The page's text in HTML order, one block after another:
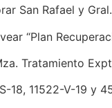
San Rafael y
“Plan
Tratamiento
18, 11522-V-19 y